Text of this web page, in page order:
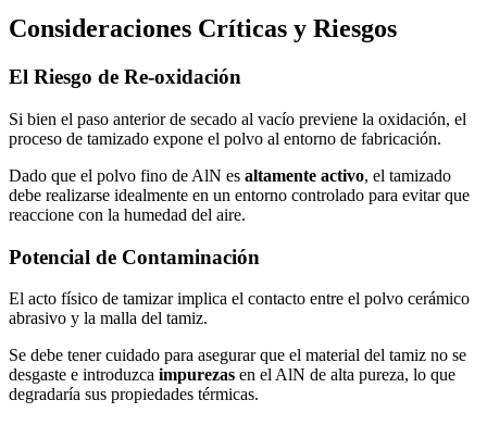
Consideraciones Críticas y Riesgos
El Riesgo de Re-oxidación
Si bien el paso anterior de secado al vacío previene la oxidación, el
proceso de tamizado expone el polvo al entorno de fabricación.
Dado que el polvo fino de AlN es altamente activo, el tamizado
debe realizarse idealmente en un entorno controlado para evitar que
reaccione con la humedad del aire.
Potencial de Contaminación
El acto físico de tamizar implica el contacto entre el polvo cerámico
abrasivo y la malla del tamiz.
Se debe tener cuidado para asegurar que el material del tamiz no se
desgaste e introduzca impurezas en el AlN de alta pureza, lo que
degradaría sus propiedades térmicas.